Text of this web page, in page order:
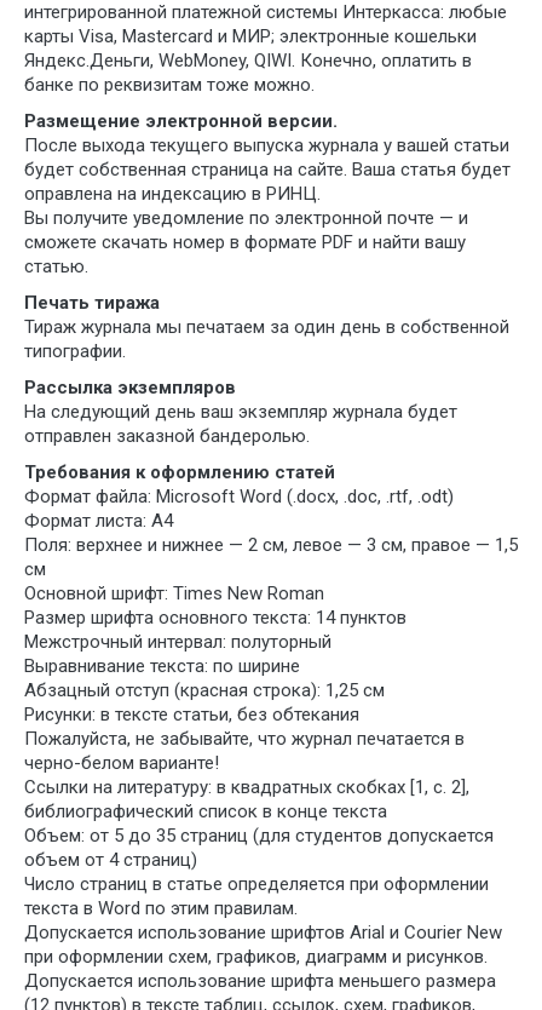
интегрированной платежной системы Интеркасса: любые
карты Visa, Mastercard и МИР; электронные кошельки
Яндекс.Деньги, WebMoney, QIWI. Конечно, оплатить в
банке по реквизитам тоже можно.
Размещение электронной версии.
После выхода текущего выпуска журнала у вашей статьи
будет собственная страница на сайте. Ваша статья будет
оправлена на индексацию в РИНЦ.
Вы получите уведомление по электронной почте — и
сможете скачать номер в формате PDF и найти вашу
статью.
Печать тиража
Тираж журнала мы печатаем за один день в собственной
типографии.
Рассылка экземпляров
На следующий день ваш экземпляр журнала будет
отправлен заказной бандеролью.
Требования к оформлению статей
Формат файла: Microsoft Word (.docx, .doc, .rtf, .odt)
Формат листа: А4
Поля: верхнее и нижнее — 2 см, левое — 3 см, правое — 1,5
см
Основной шрифт: Times New Roman
Размер шрифта основного текста: 14 пунктов
Межстрочный интервал: полуторный
Выравнивание текста: по ширине
Абзацный отступ (красная строка): 1,25 см
Рисунки: в тексте статьи, без обтекания
Пожалуйста, не забывайте, что журнал печатается в
черно-белом варианте!
Ссылки на литературу: в квадратных скобках [1, с. 2],
библиографический список в конце текста
Объем: от 5 до 35 страниц (для студентов допускается
объем от 4 страниц)
Число страниц в статье определяется при оформлении
текста в Word по этим правилам.
Допускается использование шрифтов Arial и Courier New
при оформлении схем, графиков, диаграмм и рисунков.
Допускается использование шрифта меньшего размера
(12 пунктов) в тексте таблиц, ссылок, схем, графиков,